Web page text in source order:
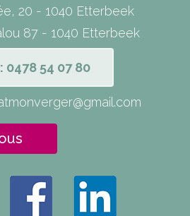
20 - 1040 Etterbeek
87 - 1040 Etterbeek
54 07 80